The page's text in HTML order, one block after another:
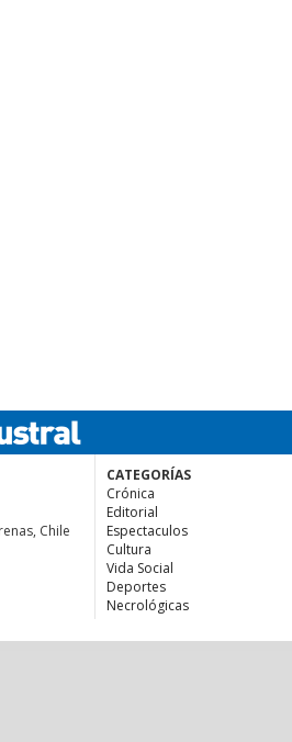
Chile
CATEGORÍAS
Crónica
Editorial
Espectaculos
Cultura
Vida Social
Deportes
Necrológicas